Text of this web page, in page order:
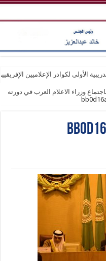
الأولى لكوادر الإعلاميين
وزراء الاعلام العرب في دورته